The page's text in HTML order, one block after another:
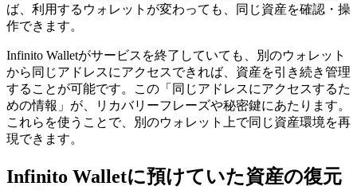
ば、利用するウォレットが変わっても、同じ資産を確認・操
作できます。
Infinito Walletがサービスを終了していても、別のウォレット
から同じアドレスにアクセスできれば、資産を引き続き管理
することが可能です。この「同じアドレスにアクセスするた
めの情報」が、リカバリーフレーズや秘密鍵にあたります。
これらを使うことで、別のウォレット上で同じ資産環境を再
現できます。
Infinito Walletに預けていた資産の復元